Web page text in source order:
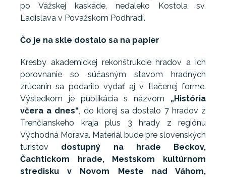
po Vážskej kaskáde, neďaleko Kostola sv.
Ladislava v Považskom Podhradí.
Čo je na skle dostalo sa na papier
Kresby akademickej rekonštrukcie hradov a ich
porovnanie so súčasným stavom hradných
zrúcanín sa podarilo vydať aj v tlačenej forme.
Výsledkom je publikácia s názvom „História
včera a dnes“, do ktorej sa dostalo 7 hradov z
Trenčianskeho kraja plus 3 hrady z regiónu
Východná Morava. Materiál bude pre slovenských
turistov dostupný na hrade Beckov,
Čachtickom hrade, Mestskom kultúrnom
stredisku v Novom Meste nad Váhom,